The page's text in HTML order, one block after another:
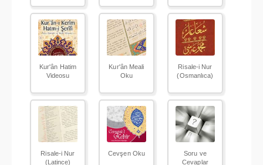
Kur'ân Hatim
Videosu
Kur'ân Meali
Oku
Risale-i Nur
(Osmanlıca)
Risale-i Nur
(Latince)
Cevşen Oku
Soru ve
Cevaplar